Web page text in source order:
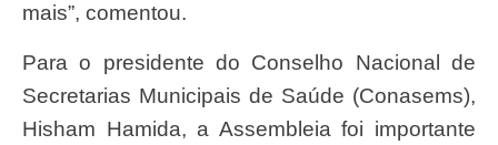
mais”, comentou.
Para o presidente do Conselho Nacional de
Secretarias Municipais de Saúde (Conasems),
Hisham Hamida, a Assembleia foi importante